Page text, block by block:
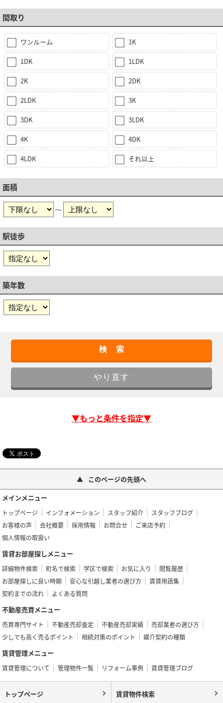
間取り
ワンルーム 1K
1DK 1LDK
2K 2DK
2LDK 3K
3DK 3LDK
4K 4DK
4LDK それ以上
面積
～
駅徒歩
築年数
▼もっと条件を指定▼
このページの先頭へ
メインメニュー
トップページ インフォメーション スタッフ紹介
スタッフブログ
お客様の声
会社概要 採用情報 お問合せ
ご来店予約
個人情報の取扱い
賃貸お部屋探しメニュー
詳細物件検索 町名で検索 学区で検索 お気に入り
閲覧履歴
お部屋探しに良い時期
安心な引越し業者の選び方
賃貸用語集
契約までの流れ
よくある質問
不動産売買メニュー
売買専門サイト 不動産売却査定 不動産売却実績
売却業者の選び方
少しでも高く売るポイント
相続対策のポイント 媒介契約の種類
賃貸管理メニュー
賃貸管理について 管理物件一覧 リフォーム事例 賃貸管理ブログ
トップページ 賃貸物件検索